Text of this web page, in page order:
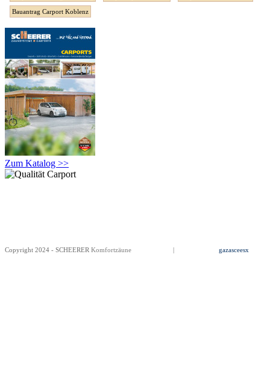
Bauantrag Carport Koblenz
Zum Katalog >>
Copyright 2024 - SCHEERER Komfortzäune | gazasceesx